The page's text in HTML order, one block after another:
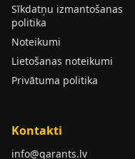
Sīkdatņu izmantošanas
politika
Noteikumi
Lietošanas noteikumi
Privātuma politika
Kontakti
info@garants.lv